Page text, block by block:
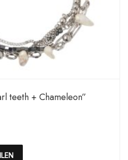
teeth + Chameleon”